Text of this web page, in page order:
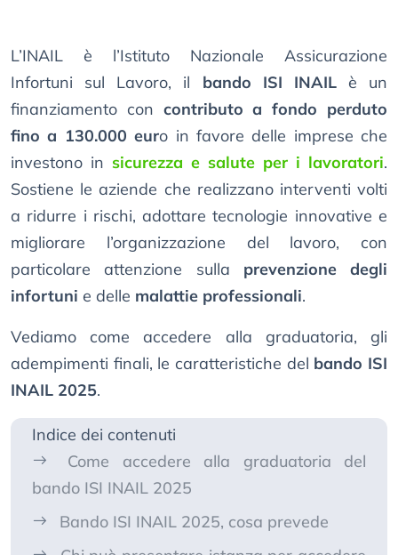
L’INAIL è l’Istituto Nazionale Assicurazione
Infortuni sul Lavoro, il bando ISI INAILè un
finanziamento con contributo a fondo perduto
fino a 130.000 euro in favore delle imprese che
investono in sicurezza e salute per i lavoratori.
Sostiene le aziende che realizzano interventi volti
a ridurre i rischi, adottare tecnologie innovative e
migliorare l’organizzazione del lavoro, con
particolare attenzione sulla prevenzione degli
infortuni e delle malattie professionali.
Vediamo come accedere alla graduatoria, gli
adempimenti finali, le caratteristiche del bando ISI
INAIL 2025.
Indice dei contenuti
Come accedere alla graduatoria del
bando ISI INAIL 2025
Bando ISI INAIL 2025, cosa prevede